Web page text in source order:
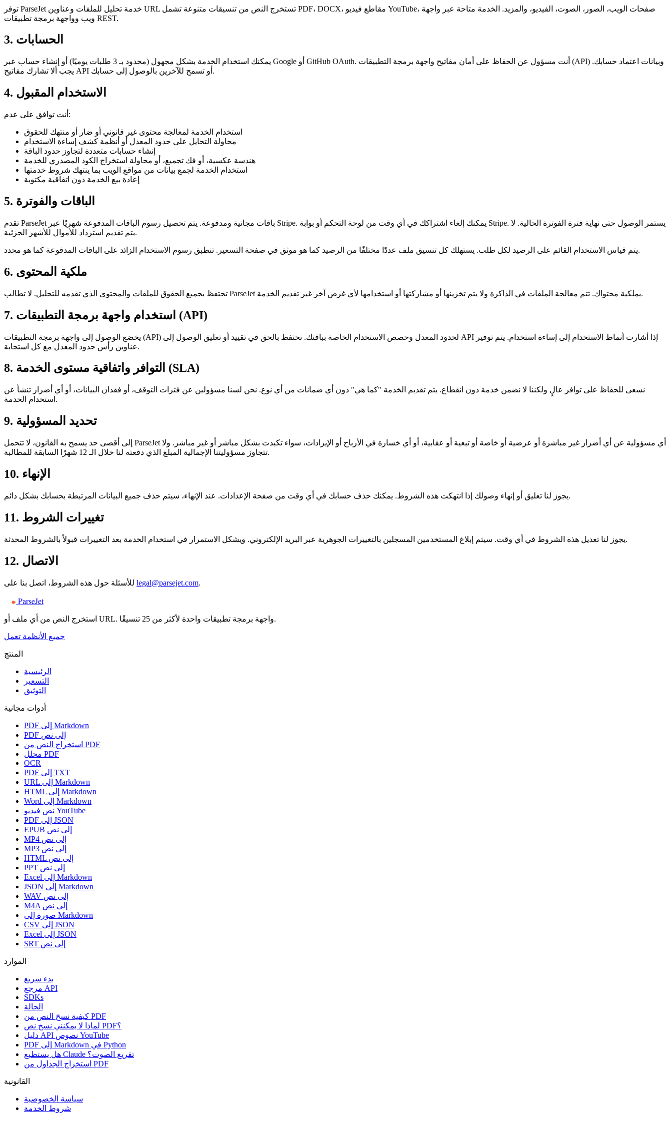
توفر ParseJet خدمة تحليل للملفات وعناوين URL تستخرج النص من تنسيقات متنوعة تشمل PDF، DOCX، مقاطع فيديو YouTube، صفحات الويب، الصور، الصوت، الفيديو، والمزيد. الخدمة متاحة عبر واجهة
ويب وواجهة برمجة تطبيقات REST.
3. الحسابات
يمكنك استخدام الخدمة بشكل مجهول (محدود بـ 3 طلبات يوميًا) أو إنشاء حساب عبر Google أو GitHub OAuth. أنت مسؤول عن الحفاظ على أمان مفاتيح واجهة برمجة التطبيقات (API) وبيانات اعتماد حسابك.
يجب ألا تشارك مفاتيح API أو تسمح للآخرين بالوصول إلى حسابك.
4. الاستخدام المقبول
أنت توافق على عدم:
استخدام الخدمة لمعالجة محتوى غير قانوني أو ضار أو منتهك للحقوق
محاولة التحايل على حدود المعدل أو أنظمة كشف إساءة الاستخدام
إنشاء حسابات متعددة لتجاوز حدود الباقة
هندسة عكسية، أو فك تجميع، أو محاولة استخراج الكود المصدري للخدمة
استخدام الخدمة لجمع بيانات من مواقع الويب بما ينتهك شروط خدمتها
إعادة بيع الخدمة دون اتفاقية مكتوبة
5. الباقات والفوترة
تقدم ParseJet باقات مجانية ومدفوعة. يتم تحصيل رسوم الباقات المدفوعة شهريًا عبر Stripe. يمكنك إلغاء اشتراكك في أي وقت من لوحة التحكم أو بوابة Stripe. يستمر الوصول حتى نهاية فترة الفوترة الحالية. لا
يتم تقديم استرداد للأموال للأشهر الجزئية.
يتم قياس الاستخدام القائم على الرصيد لكل طلب. يستهلك كل تنسيق ملف عددًا مختلفًا من الرصيد كما هو موثق في صفحة التسعير. تنطبق رسوم الاستخدام الزائد على الباقات المدفوعة كما هو محدد.
6. ملكية المحتوى
تحتفظ بجميع الحقوق للملفات والمحتوى الذي تقدمه للتحليل. لا تطالب ParseJet بملكية محتواك. تتم معالجة الملفات في الذاكرة ولا يتم تخزينها أو مشاركتها أو استخدامها لأي غرض آخر غير تقديم الخدمة.
7. استخدام واجهة برمجة التطبيقات (API)
يخضع الوصول إلى واجهة برمجة التطبيقات (API) لحدود المعدل وحصص الاستخدام الخاصة بباقتك. نحتفظ بالحق في تقييد أو تعليق الوصول إلى API إذا أشارت أنماط الاستخدام إلى إساءة استخدام. يتم توفير
عناوين رأس حدود المعدل مع كل استجابة.
8. التوافر واتفاقية مستوى الخدمة (SLA)
نسعى للحفاظ على توافر عالٍ ولكننا لا نضمن خدمة دون انقطاع. يتم تقديم الخدمة "كما هي" دون أي ضمانات من أي نوع. نحن لسنا مسؤولين عن فترات التوقف، أو فقدان البيانات، أو أي أضرار تنشأ عن
استخدام الخدمة.
9. تحديد المسؤولية
إلى أقصى حد يسمح به القانون، لا تتحمل ParseJet أي مسؤولية عن أي أضرار غير مباشرة أو عرضية أو خاصة أو تبعية أو عقابية، أو أي خسارة في الأرباح أو الإيرادات، سواء تكبدت بشكل مباشر أو غير مباشر. ولا
تتجاوز مسؤوليتنا الإجمالية المبلغ الذي دفعته لنا خلال الـ 12 شهرًا السابقة للمطالبة.
10. الإنهاء
يجوز لنا تعليق أو إنهاء وصولك إذا انتهكت هذه الشروط. يمكنك حذف حسابك في أي وقت من صفحة الإعدادات. عند الإنهاء، سيتم حذف جميع البيانات المرتبطة بحسابك بشكل دائم.
11. تغييرات الشروط
يجوز لنا تعديل هذه الشروط في أي وقت. سيتم إبلاغ المستخدمين المسجلين بالتغييرات الجوهرية عبر البريد الإلكتروني. ويشكل الاستمرار في استخدام الخدمة بعد التغييرات قبولاً بالشروط المحدثة.
12. الاتصال
legal@parsejet.com.
ParseJet
استخرج النص من أي ملف أو URL. واجهة برمجة تطبيقات واحدة لأكثر من 25 تنسيقًا.
جميع الأنظمة تعمل
المنتج
الرئيسية
التسعير
التوثيق
أدوات مجانية
PDF إلى Markdown
PDF إلى نص
استخراج النص من PDF
محلل PDF
OCR
PDF إلى TXT
URL إلى Markdown
HTML إلى Markdown
Word إلى Markdown
نص فيديو YouTube
PDF إلى JSON
EPUB إلى نص
MP4 إلى نص
MP3 إلى نص
HTML إلى نص
PPT إلى نص
Excel إلى Markdown
JSON إلى Markdown
WAV إلى نص
M4A إلى نص
صورة إلى Markdown
CSV إلى JSON
Excel إلى JSON
SRT إلى نص
الموارد
بدء سريع
مرجع API
SDKs
الحالة
كيفية نسخ النص من PDF
لماذا لا يمكنني نسخ نص PDF؟
دليل API نصوص YouTube
PDF إلى Markdown في Python
هل يستطيع Claude تفريغ الصوت؟
استخراج الجداول من PDF
القانونية
سياسة الخصوصية
شروط الخدمة